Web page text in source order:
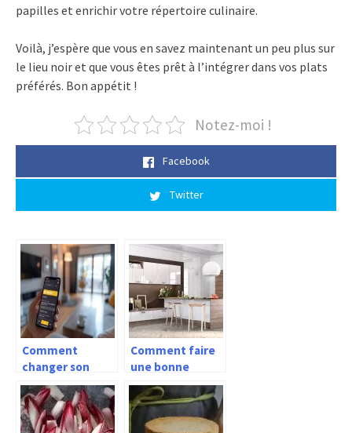
papilles et enrichir votre répertoire culinaire.
Voilà, j’espère que vous en savez maintenant un peu plus sur
le lieu noir et que vous êtes prêt à l’intégrer dans vos plats
préférés. Bon appétit !
Notez-moi !
Facebook
Twitter
Comment
changer son
nom
d’utilisateur
Snapchat ?
Comment faire
une bonne
soupe maison ?